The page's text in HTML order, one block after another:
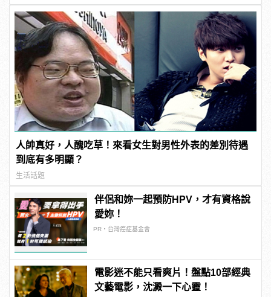
人帥真好，人醜吃草！來看女生對男性外表的差別待遇
到底有多明顯？
生活話題
伴侶和妳一起預防HPV，才有資格說
愛妳！
PR・台灣癌症基金會
電影迷不能只看爽片！盤點10部經典
文藝電影，沈澱一下心靈！